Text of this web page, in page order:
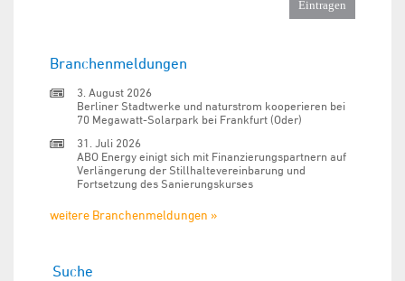
Branchenmeldungen
3. August 2026
Berliner Stadtwerke und naturstrom kooperieren bei
70 Megawatt-Solarpark bei Frankfurt (Oder)
31. Juli 2026
ABO Energy einigt sich mit Finanzierungspartnern auf
Verlängerung der Stillhaltevereinbarung und
Fortsetzung des Sanierungskurses
weitere Branchenmeldungen »
Suche